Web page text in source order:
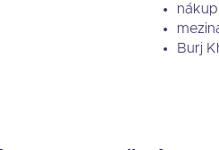
Burj